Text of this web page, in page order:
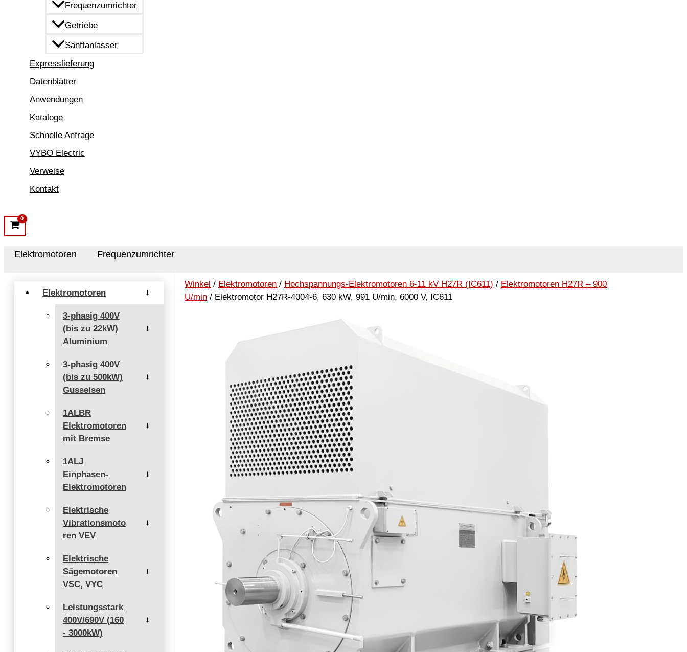
Frequenzumrichter
Getriebe
Sanftanlasser
Expresslieferung
Datenblätter
Anwendungen
Kataloge
Schnelle Anfrage
VYBO Electric
Verweise
Kontakt
Elektromotoren Frequenzumrichter
Elektromotoren →
3-phasig 400V
(bis zu 22kW)
Aluminium
→
3-phasig 400V
(bis zu 500kW)
Gusseisen
→
1ALBR
Elektromotoren
mit Bremse
→
1ALJ
Einphasen-
Elektromotoren
→
Elektrische
Vibrationsmoto
ren VEV
→
Elektrische
Sägemotoren
VSC, VYC
→
Leistungsstark
400V/690V (160
- 3000kW)
→
Winkel / Elektromotoren / Hochspannungs-Elektromotoren 6-11 kV H27R (IC611) / Elektromotoren H27R – 900
U/min / Elektromotor H27R-4004-6, 630 kW, 991 U/min, 6000 V, IC611